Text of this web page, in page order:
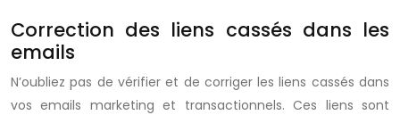
Correction des liens cassés dans les
emails
N’oubliez pas de vérifier et de corriger les liens cassés dans
vos emails marketing et transactionnels. Ces liens sont